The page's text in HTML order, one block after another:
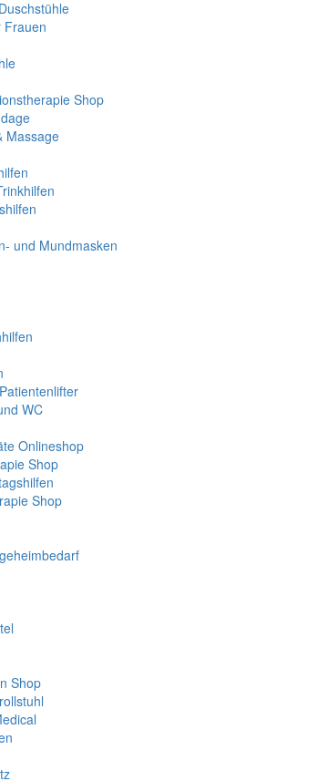
Frauen
Shop
Massage
und Mundmasken
WC
Onlineshop
Shop
Shop
Shop